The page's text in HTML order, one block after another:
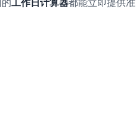
工作日计算器都能立即提供准